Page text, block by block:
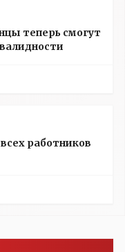
теперь смогут
работников